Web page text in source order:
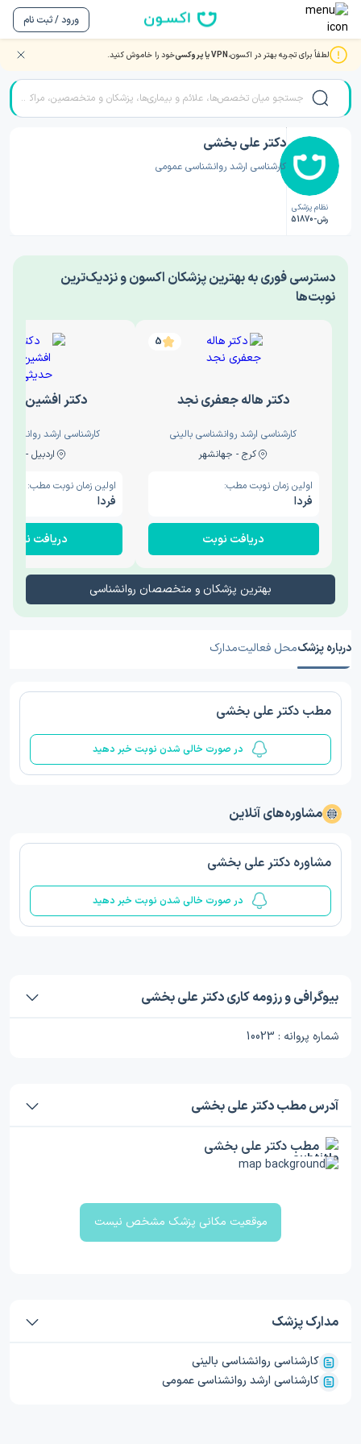
ورود / ثبت نام
لطفاً برای تجربه بهتر در اکسون،VPN یا پروکسی خود را خاموش کنید. صفحه اصلی/دکتر روانشناسی/دکتر علی بخشی
نظام پزشکی
رش-51870
دکتر علی بخشی
کارشناسی ارشد روانشناسی عمومی
‎دسترسی فوری به بهترین پزشکان اکسون و نزدیک‌ترین
نوبت‌ها
5
دکتر هاله جعفری نجد
کارشناسی ارشد روانشناسی بالینی
کرج - جهانشهر
اولین زمان نوبت مطب:
فردا
دریافت نوبت
دکتر افشین
کارشناسی ارشد
اردبیل - والی
اولین زمان نوبت مطب:
فردا
دریافت نوبت
بهترین پزشکان و متخصصان روانشناسی
درباره پزشکمحل فعالیتمدارک
مطب دکتر علی بخشی
در صورت خالی شدن نوبت خبر دهید
مشاوره‌های آنلاین
مشاوره دکتر علی بخشی
در صورت خالی شدن نوبت خبر دهید
بیوگرافی و رزومه کاری دکتر علی بخشی
شماره پروانه : 10023
آدرس مطب دکتر علی بخشی
مطب دکتر علی بخشی
موقعیت مکانی پزشک مشخص نیست
مدارک پزشک
کارشناسی روانشناسی بالینی
کارشناسی ارشد روانشناسی عمومی